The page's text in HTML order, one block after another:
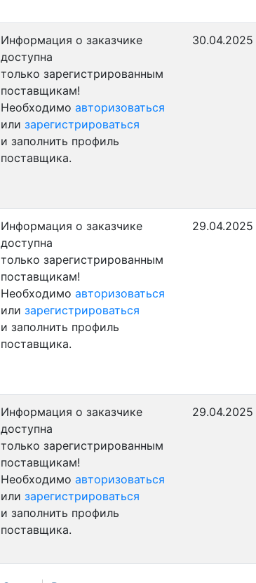
Информация о заказчике
доступна
только зарегистрированным
поставщикам!
Необходимо авторизоваться
или зарегистрироваться
и заполнить профиль
поставщика.
30.04.2025
Информация о заказчике
доступна
только зарегистрированным
поставщикам!
Необходимо авторизоваться
или зарегистрироваться
и заполнить профиль
поставщика.
29.04.2025
Информация о заказчике
доступна
только зарегистрированным
поставщикам!
Необходимо авторизоваться
или зарегистрироваться
и заполнить профиль
поставщика.
29.04.2025